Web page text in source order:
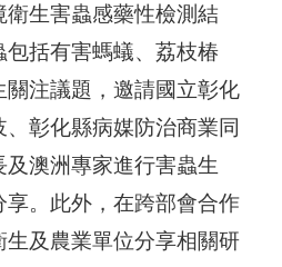
生害蟲感藥性檢測結
括有害螞蟻、荔枝椿
注議題，邀請國立彰化
彰化縣病媒防治商業同
澳洲專家進行害蟲生
。此外，在跨部會合作
及農業單位分享相關研